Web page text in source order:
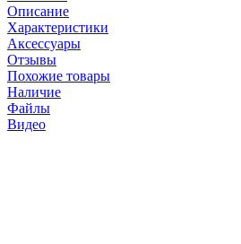
Описание
Характеристики
Аксессуары
Отзывы
Похожие товары
Наличие
Файлы
Видео